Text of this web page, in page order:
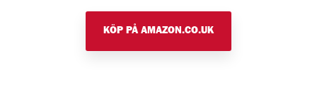
KÖP PÅ AMAZON.CO.UK